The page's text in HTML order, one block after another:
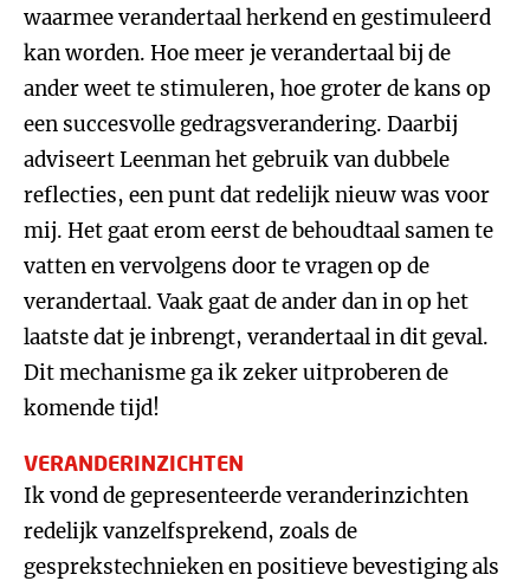
waarmee verandertaal herkend en gestimuleerd
kan worden. Hoe meer je verandertaal bij de
ander weet te stimuleren, hoe groter de kans op
een succesvolle gedragsverandering. Daarbij
adviseert Leenman het gebruik van dubbele
reflecties, een punt dat redelijk nieuw was voor
mij. Het gaat erom eerst de behoudtaal samen te
vatten en vervolgens door te vragen op de
verandertaal. Vaak gaat de ander dan in op het
laatste dat je inbrengt, verandertaal in dit geval.
Dit mechanisme ga ik zeker uitproberen de
komende tijd!
VERANDERINZICHTEN
Ik vond de gepresenteerde veranderinzichten
redelijk vanzelfsprekend, zoals de
gesprekstechnieken en positieve bevestiging als